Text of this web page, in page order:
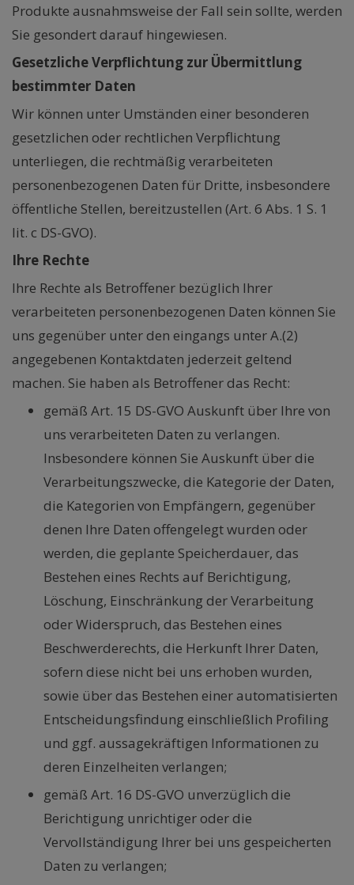
Produkte ausnahmsweise der Fall sein sollte, werden
Sie gesondert darauf hingewiesen.
Gesetzliche Verpflichtung zur Übermittlung
bestimmter Daten
Wir können unter Umständen einer besonderen
gesetzlichen oder rechtlichen Verpflichtung
unterliegen, die rechtmäßig verarbeiteten
personenbezogenen Daten für Dritte, insbesondere
öffentliche Stellen, bereitzustellen (Art. 6 Abs. 1 S. 1
lit. c DS-GVO).
Ihre Rechte
Ihre Rechte als Betroffener bezüglich Ihrer
verarbeiteten personenbezogenen Daten können Sie
uns gegenüber unter den eingangs unter A.(2)
angegebenen Kontaktdaten jederzeit geltend
machen. Sie haben als Betroffener das Recht:
gemäß Art. 15 DS-GVO Auskunft über Ihre von
uns verarbeiteten Daten zu verlangen.
Insbesondere können Sie Auskunft über die
Verarbeitungszwecke, die Kategorie der Daten,
die Kategorien von Empfängern, gegenüber
denen Ihre Daten offengelegt wurden oder
werden, die geplante Speicherdauer, das
Bestehen eines Rechts auf Berichtigung,
Löschung, Einschränkung der Verarbeitung
oder Widerspruch, das Bestehen eines
Beschwerderechts, die Herkunft Ihrer Daten,
sofern diese nicht bei uns erhoben wurden,
sowie über das Bestehen einer automatisierten
Entscheidungsfindung einschließlich Profiling
und ggf. aussagekräftigen Informationen zu
deren Einzelheiten verlangen;
gemäß Art. 16 DS-GVO unverzüglich die
Berichtigung unrichtiger oder die
Vervollständigung Ihrer bei uns gespeicherten
Daten zu verlangen;